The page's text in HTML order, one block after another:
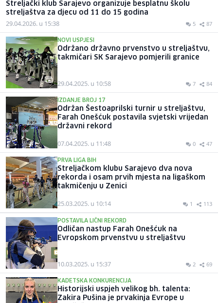
Streljački klub Sarajevo organizuje besplatnu školu
streljaštva za djecu od 11 do 15 godina
29.04.2026. u 15:38 5 87
NOVI USPJESI
Održano državno prvenstvo u streljaštvu,
takmičari SK Sarajevo pomjerili granice
29.04.2025. u 10:58 7 84
IZDANJE BROJ 17
Održan Šestoaprilski turnir u streljaštvu,
Farah Onešćuk postavila svjetski vrijedan
državni rekord
07.04.2025. u 11:48 0 47
PRVA LIGA BIH
Streljačkom klubu Sarajevo dva nova
rekorda i osam prvih mjesta na ligaškom
takmičenju u Zenici
25.03.2025. u 10:14 1 113
POSTAVILA LIČNI REKORD
Odličan nastup Farah Onešćuk na
Evropskom prvenstvu u streljaštvu
10.03.2025. u 15:37 2 69
KADETSKA KONKURENCIJA
Historijski uspjeh velikog bh. talenta:
Zakira Pušina je prvakinja Evrope u